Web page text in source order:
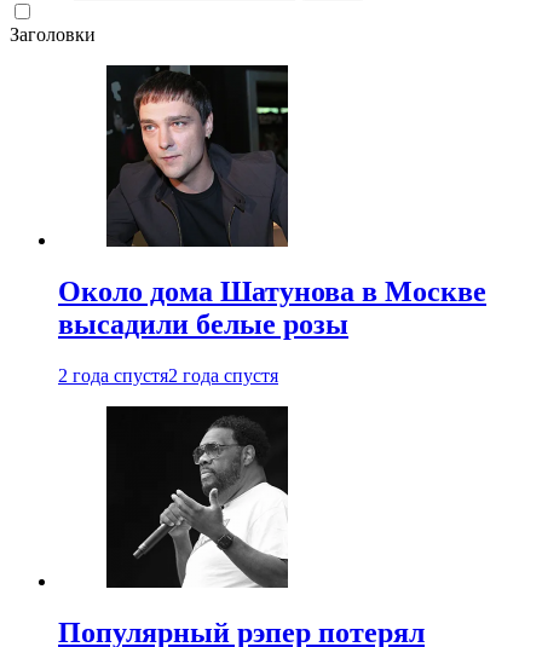
Заголовки
Около дома Шатунова в Москве
высадили белые розы
2 года спустя2 года спустя
Популярный рэпер потерял